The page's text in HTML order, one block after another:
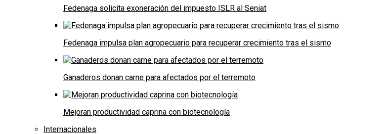
Fedenaga solicita exoneración del impuesto ISLR al Seniat
Fedenaga impulsa plan agropecuario para recuperar crecimiento tras el sismo
Ganaderos donan carne para afectados por el terremoto
Mejoran productividad caprina con biotecnología
Internacionales